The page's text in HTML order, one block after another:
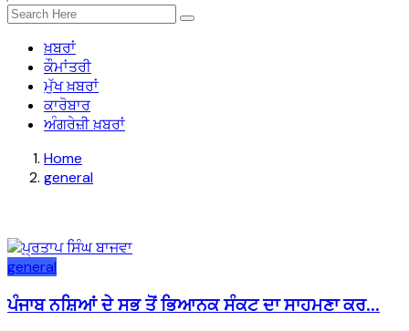
ਖ਼ਬਰਾਂ
ਕੌਮਾਂਤਰੀ
ਮੁੱਖ ਖ਼ਬਰਾਂ
ਕਾਰੋਬਾਰ
ਅੰਗਰੇਜ਼ੀ ਖ਼ਬਰਾਂ
Home
general
general
ਪੰਜਾਬ ਨਸ਼ਿਆਂ ਦੇ ਸਭ ਤੋਂ ਭਿਆਨਕ ਸੰਕਟ ਦਾ ਸਾਹਮਣਾ ਕਰ...